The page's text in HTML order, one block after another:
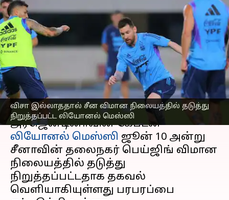
விசா இல்லாததால் சீன விமான நிலையத்தில் தடுத்து
நிறுத்தப்பட்ட லியோனல் மெஸ்ஸி
விசா இல்லாததால் சீன
விமான நிலையத்தில்
தடுத்து நிறுத்தப்பட்ட
லியோனல் மெஸ்ஸி
எழுதியவர் Sekar Chinnappan Jun 12, 2023 07:34 pm
செய்தி முன்னோட்டம்
அர்ஜென்டினாவின் கேப்டன்
லியோனல் மெஸ்ஸி ஜூன் 10 அன்று
சீனாவின் தலைநகர் பெய்ஜிங் விமான
நிலையத்தில் தடுத்து
நிறுத்தப்பட்டதாக தகவல்
வெளியாகியுள்ளது பரபரப்பை